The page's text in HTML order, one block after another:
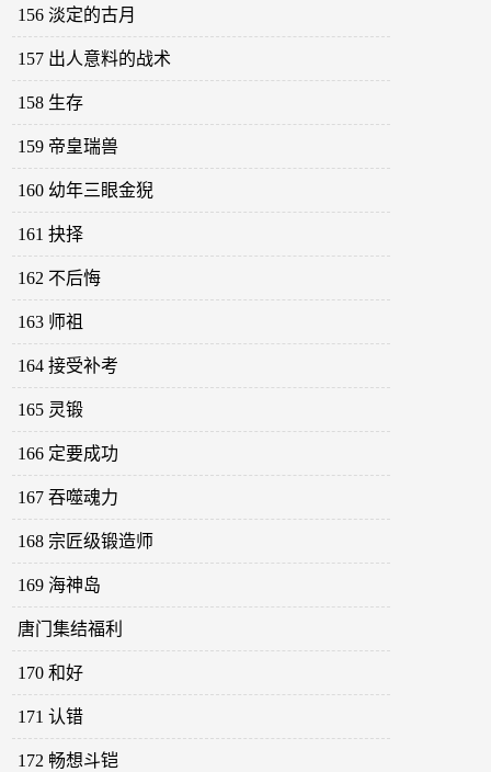
156 淡定的古月
157 出人意料的战术
158 生存
159 帝皇瑞兽
160 幼年三眼金猊
161 抉择
162 不后悔
163 师祖
164 接受补考
165 灵锻
166 定要成功
167 吞噬魂力
168 宗匠级锻造师
169 海神岛
唐门集结福利
170 和好
171 认错
172 畅想斗铠